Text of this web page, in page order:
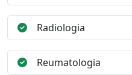
Radiologia
Reumatologia